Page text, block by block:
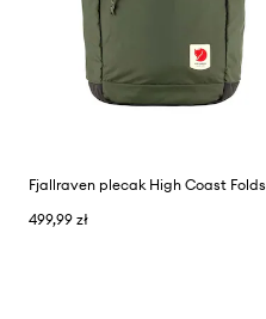
499,99 zł